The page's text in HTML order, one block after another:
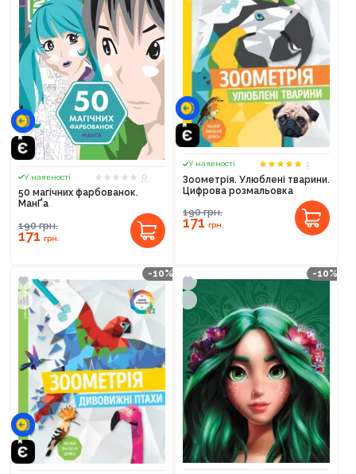
У наявності
0
50 магічних фарбованок.
МанҐа
190грн.
171грн.
У наявності
1
Зоометрія. Улюблені тварини.
Цифрова розмальовка
190грн.
171грн.
-10% -10%